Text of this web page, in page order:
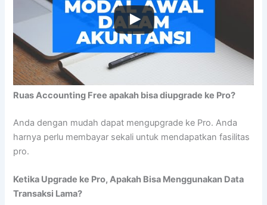
Ruas Accounting Free apakah bisa diupgrade ke Pro?
Anda dengan mudah dapat mengupgrade ke Pro. Anda
harnya perlu membayar sekali untuk mendapatkan fasilitas
pro.
Ketika Upgrade ke Pro, Apakah Bisa Menggunakan Data
Transaksi Lama?